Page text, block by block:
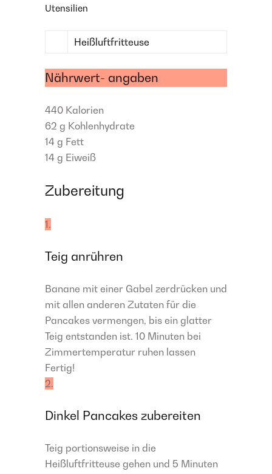
Utensilien
Heißluftfritteuse
Nährwert- angaben
440 Kalorien
62 g Kohlenhydrate
14 g Fett
14 g Eiweiß
Zubereitung
1.
Teig anrühren
Banane mit einer Gabel zerdrücken und
mit allen anderen Zutaten für die
Pancakes vermengen, bis ein glatter
Teig entstanden ist. 10 Minuten bei
Zimmertemperatur ruhen lassen
Fertig!
2.
Dinkel Pancakes zubereiten
Teig portionsweise in die
Heißluftfritteuse gehen und 5 Minuten